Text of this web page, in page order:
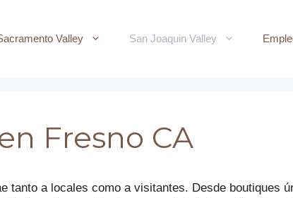
Valley San Joaquin Valley
Fresno CA
tanto a locales como a visitantes. Desde boutiques